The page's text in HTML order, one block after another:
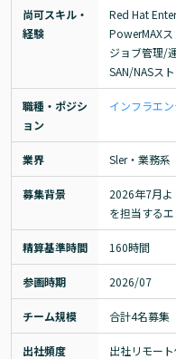
尚可スキル・
経験
Red Hat
PowerMAX
ジョブ管理/
SAN/NASス
職種・ポジシ
ョン
インフラエ
業界 Sler・業務系
募集背景
2026年7月
を担当する
精算基準時間 160時間
参画時期 2026/07
チーム規模 合計4名募集
出社頻度 出社リモー